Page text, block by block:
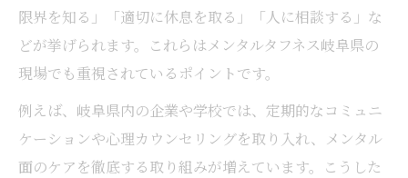
心のバランスを保つメンタル調整術
自分に合ったメンタルケアの視点紹介
メンタルを整えるための自己分析の勧め
専門家直伝のメンタル改善アドバイス
限界を知る」「適切に休息を取る」「人に相談する」な
どが挙げられます。これらはメンタルタフネス岐阜県の
現場でも重視されているポイントです。
例えば、岐阜県内の企業や学校では、定期的なコミュニ
ケーションや心理カウンセリングを取り入れ、メンタル
面のケアを徹底する取り組みが増えています。こうした